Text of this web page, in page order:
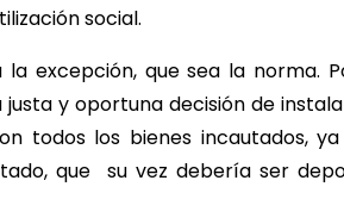
social.
la excepción, que sea la norma.
y oportuna decisión de
todos los bienes incautados,
que su vez debería ser